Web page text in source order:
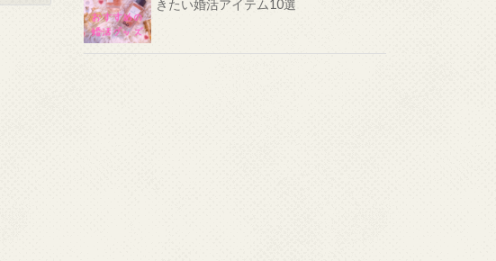
きたい婚活アイテム10選